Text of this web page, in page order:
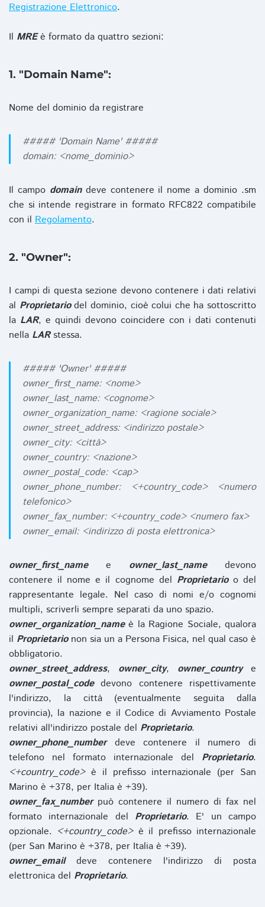
Registrazione Elettronico.
Il MREè formato da quattro sezioni:
1. "Domain Name":
Nome del dominio da registrare
##### 'Domain Name' #####
domain: <nome_dominio>
Il campo domaindeve contenere il nome a dominio .sm
che si intende registrare in formato RFC822 compatibile
con il Regolamento.
2. "Owner":
I campi di questa sezione devono contenere i dati relativi
al Proprietariodel dominio, cioè colui che ha sottoscritto
la LAR, e quindi devono coincidere con i dati contenuti
nella LARstessa.
##### 'Owner' #####
owner_first_name: <nome>
owner_last_name: <cognome>
owner_organization_name: <ragione sociale>
owner_street_address: <indirizzo postale>
owner_city: <città>
owner_country: <nazione>
owner_postal_code: <cap>
owner_phone_number: <+country_code> <numero
telefonico>
owner_fax_number: <+country_code> <numero fax>
owner_email: <indirizzo di posta elettronica>
owner_first_namee owner_last_namedevono
contenere il nome e il cognome del Proprietarioo del
rappresentante legale. Nel caso di nomi e/o cognomi
multipli, scriverli sempre separati da uno spazio.
owner_organization_nameè la Ragione Sociale, qualora
il Proprietarionon sia un a Persona Fisica, nel qual caso è
obbligatorio.
owner_street_address, owner_city, owner_countrye
owner_postal_codedevono contenere rispettivamente
l'indirizzo, la città (eventualmente seguita dalla
provincia), la nazione e il Codice di Avviamento Postale
relativi all'indirizzo postale del Proprietario.
owner_phone_numberdeve contenere il numero di
telefono nel formato internazionale del Proprietario.
<+country_code>è il prefisso internazionale (per San
Marino è +378, per Italia è +39).
owner_fax_numberpuò contenere il numero di fax nel
formato internazionale del Proprietario. E' un campo
opzionale. <+country_code>è il prefisso internazionale
(per San Marino è +378, per Italia è +39).
owner_emaildeve contenere l'indirizzo di posta
elettronica del Proprietario.